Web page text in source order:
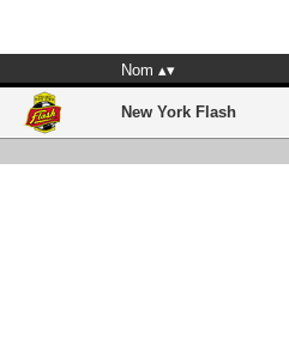
Nom
New York Flash